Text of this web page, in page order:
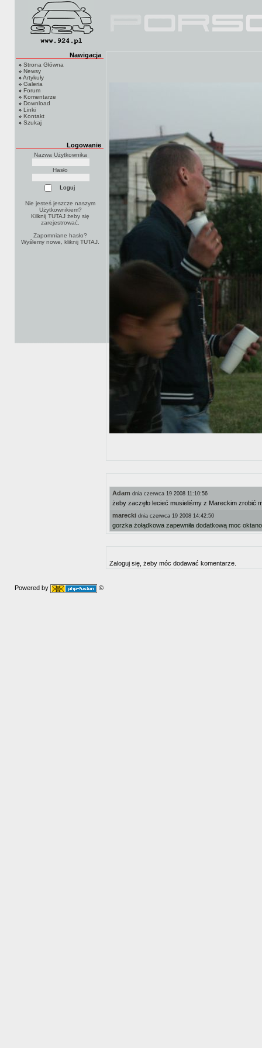
Nawigacja
Strona Główna
Newsy
Artykuły
Galeria
Forum
Komentarze
Download
Linki
Kontakt
Szukaj
Logowanie
Nazwa Użytkownika
Hasło
Nie jesteś jeszcze naszym
Użytkownikiem?
Kilknij TUTAJ żeby się
zarejestrować.
Zapomniane hasło?
Wyślemy nowe, kliknijTUTAJ
Adam dnia czerwca 19 2008 11:10:56
żeby zaczęło lecieć musieliśmy z Mareckim zrobić
marecki dnia czerwca 19 2008 14:42:50
gorzka żołądkowa zapewniła dodatkową moc
Zaloguj się, żeby móc dodawać komentarze.
Powered by ©